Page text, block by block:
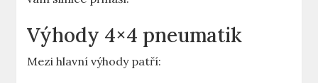
Výhody 4×4 pneumatik
Mezi hlavní výhody patří: